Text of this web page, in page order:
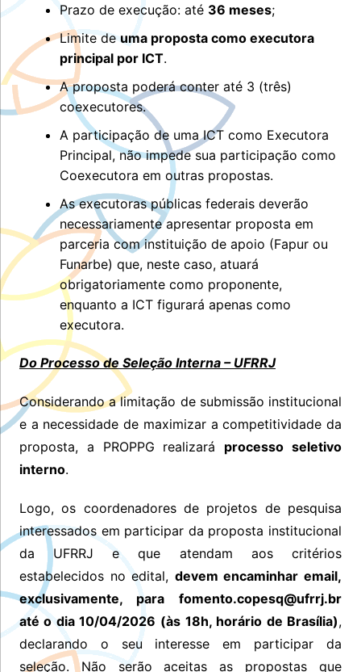
Prazo de execução: até 36 meses;
Limite de uma proposta como executora
principal por ICT.
A proposta poderá conter até 3 (três)
coexecutores.
A participação de uma ICT como Executora
Principal, não impede sua participação como
Coexecutora em outras propostas.
As executoras públicas federais deverão
necessariamente apresentar proposta em
parceria com instituição de apoio (Fapur ou
Funarbe) que, neste caso, atuará
obrigatoriamente como proponente,
enquanto a ICT figurará apenas como
executora.
Do Processo de Seleção Interna – UFRRJ
Considerando a limitação de submissão institucional
e a necessidade de maximizar a competitividade da
proposta, a PROPPG realizará processo seletivo
interno.
Logo, os coordenadores de projetos de pesquisa
interessados em participar da proposta institucional
da UFRRJ e que atendam aos critérios
estabelecidos no edital, devem encaminhar email,
exclusivamente, para fomento.copesq@ufrrj.br
até o dia10/04/2026 (às 18h, horário de Brasília),
declarando o seu interesse em participar da
seleção. Não serão aceitas as propostas que